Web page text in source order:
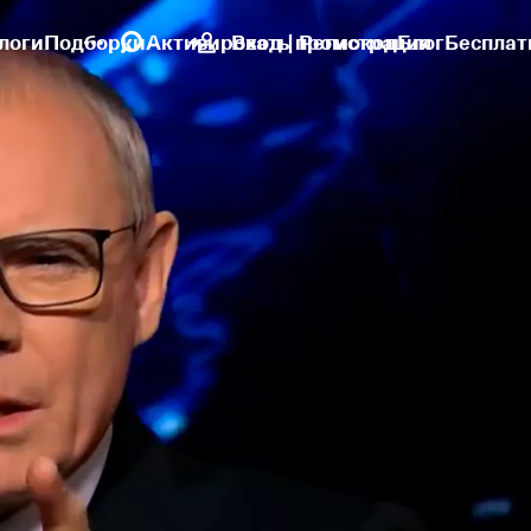
ПодборкиАктивировать промокодБлог
Вход | Регистрация